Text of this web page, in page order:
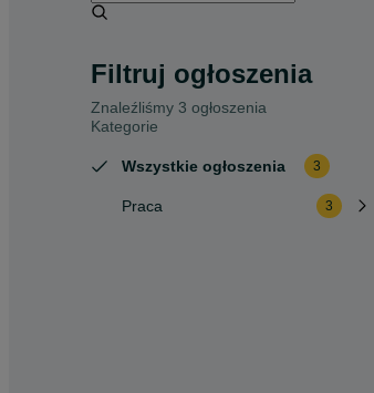
Filtruj ogłoszenia
Znaleźliśmy 3 ogłoszenia
Kategorie
Wszystkie ogłoszenia 3
Praca 3